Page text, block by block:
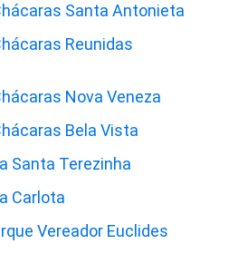
Santa Antonieta
Reunidas
Nova Veneza
Bela Vista
Santa Terezinha
Carlota
Vereador Euclides